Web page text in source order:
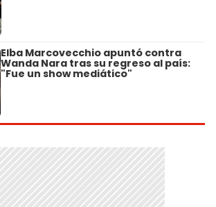
Elba Marcovecchio apuntó contra
Wanda Nara tras su regreso al país:
"Fue un show mediático"